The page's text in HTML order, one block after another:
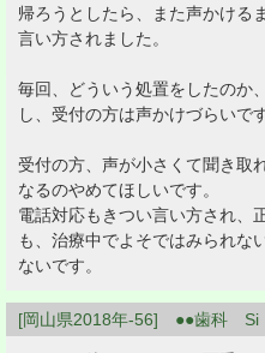
帰ろうとしたら、また声かける
言い方されました。
毎回、どういう処置をしたのか
し、受付の方は声かけづらいです
受付の方、声が小さくて聞き取
なるのやめてほしいです。
電話対応もきつい言い方され、
も、治療中でよそではみられな
ないです。
[岡山県2018年-56] ●●歯科 Si